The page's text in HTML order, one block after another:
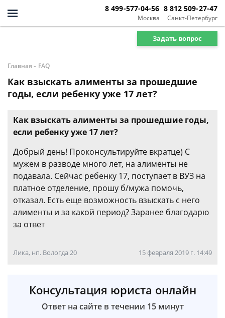
Москва
8 499-577-04-56
Санкт-Петербург
8 812 509-27-47
Задать вопрос
Главная - FAQ
Как взыскать алименты за прошедшие
годы, если ребенку уже 17 лет?
Как взыскать алименты за прошедшие годы,
если ребенку уже 17 лет?
Добрый день! Проконсультируйте вкратце) С
мужем в разводе много лет, на алименты не
подавала. Сейчас ребенку 17, поступает в ВУЗ на
платное отделение, прошу б/мужа помочь,
отказал. Есть еще возможность взыскать с него
алименты и за какой период? Заранее благодарю
за ответ
Лика, нп. Вологда 20 15 февраля 2019 г. 14:49
Консультация юриста онлайн
Ответ на сайте в течении 15 минут